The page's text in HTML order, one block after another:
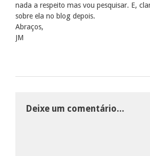
nada a respeito mas vou pesquisar. E,
sobre ela no blog depois.
Abraços,
JM
Deixe um comentário...